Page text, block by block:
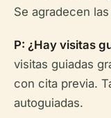
Se agradecen
P: ¿Hay visitas
visitas guiadas
con cita previa.
autoguiadas.